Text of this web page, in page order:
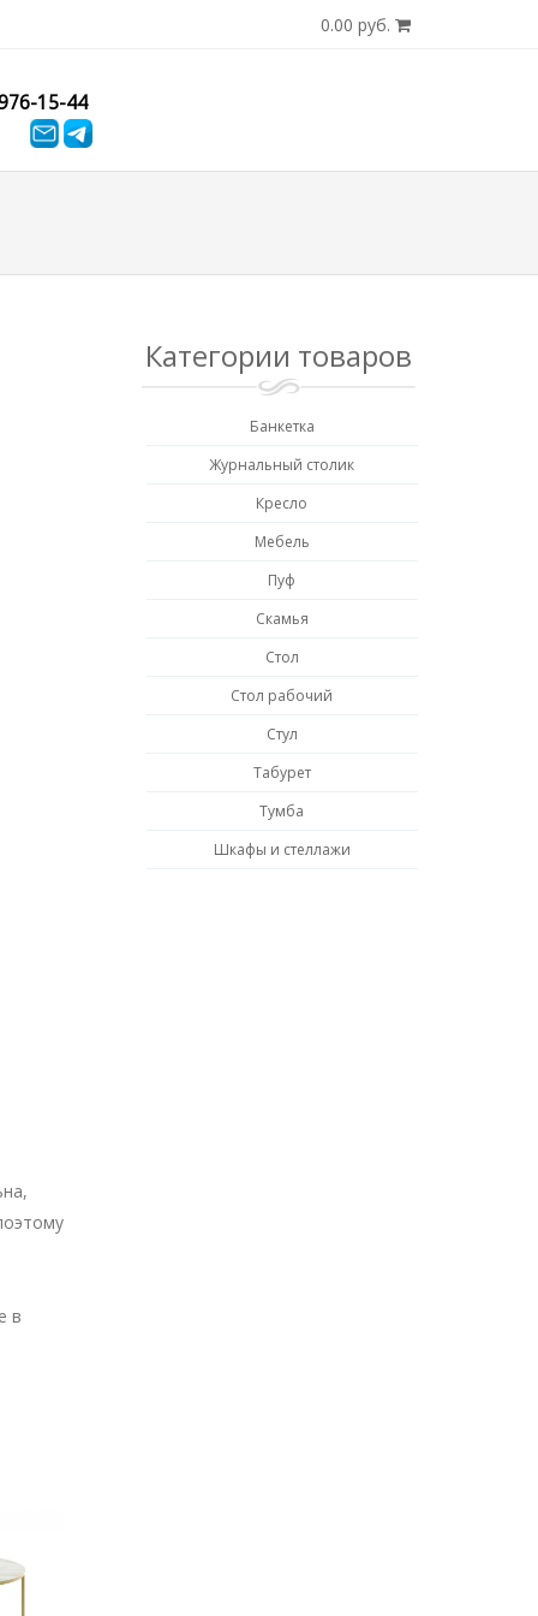
0.00 руб.
15-44
в
Категории товаров
Банкетка
Журнальный столик
Кресло
Мебель
Пуф
Скамья
Стол
Стол рабочий
Стул
Табурет
Тумба
Шкафы и стеллажи